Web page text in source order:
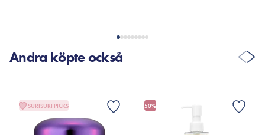
Andra köpte också
SURISURI PICKS 50%